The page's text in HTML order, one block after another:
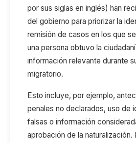
por sus siglas en inglés) han
del gobierno para priorizar la
remisión de casos en los que
una persona obtuvo la
información relevante durante
migratorio.
Esto incluye, por ejemplo,
penales no declarados, uso de
falsas o información
aprobación de la naturalización.